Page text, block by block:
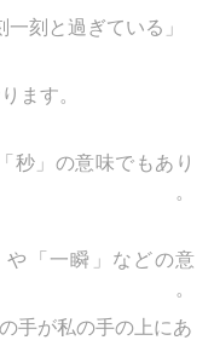
刻と過ぎている」
ます。
秒」の意味でもあり
。
や「一瞬」などの意
手が私の手の上にあ